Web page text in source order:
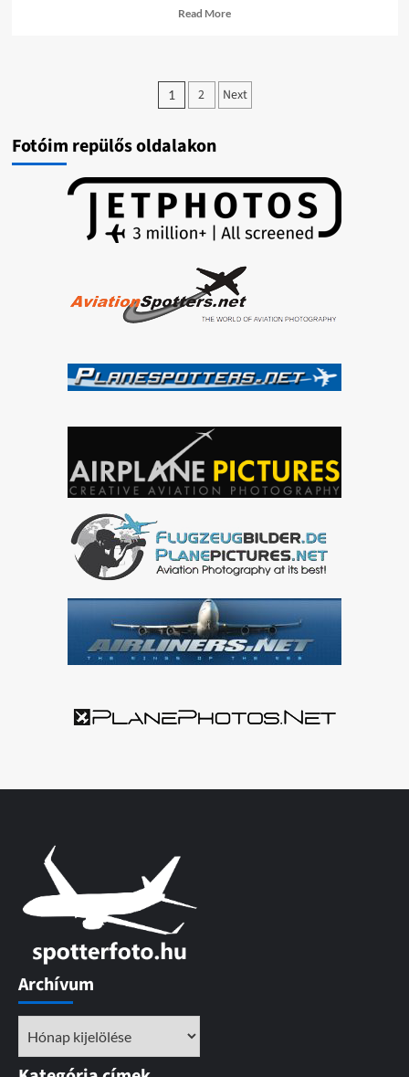
Read MoreRead
/2021-
11-
Bejegyzések
1 2 Next
Fotóim repülős oldalakon
Archívum